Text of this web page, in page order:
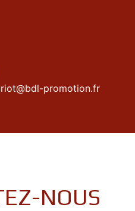
promotion.fr
NOUS